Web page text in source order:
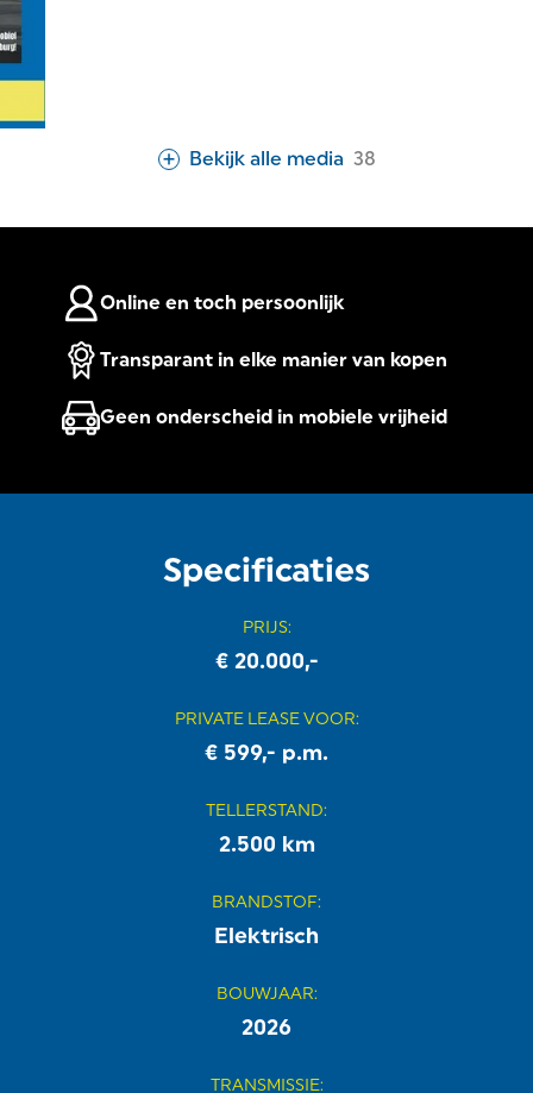
Bekijk alle media 38
Online en toch persoonlijk
Transparant in elke manier van kopen
Geen onderscheid in mobiele vrijheid
Specificaties
PRIJS:
€ 20.000,-
PRIVATE LEASE VOOR:
€ 599,- p.m.
TELLERSTAND:
2.500 km
BRANDSTOF:
Elektrisch
BOUWJAAR:
2026
TRANSMISSIE: